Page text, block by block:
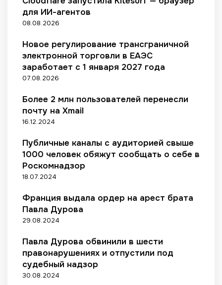
ц
и
ж
н
ы
ф
а
к
о
р
о
м
р
и
з
п
к
е
с
т
о
м
д
а
д
и
ц
е
н
о
н
д
D
o
c
k
в
Р
б
е
н
ы
х
а
т
о
б
е
н
д
о
м
и
с
с
к
и
х
а
а
л
о
в
—
п
о
н
ы
й
р
у
м
ы
е
к
л
и
н
р
н
ы
е
н
и
г
о
а
ю
для ИИ-агентов
08.08.2026
Новое регулирование трансграничной
электронной торговли в ЕАЭС
заработает с 1 января 2027 года
07.08.2026
Более 2 млн пользователей перенесли
почту на Xmail
16.12.2024
Публичные каналы с аудиторией свыше
1000 человек обяжут сообщать о себе в
Роскомнадзор
18.07.2024
Франция выдала ордер на арест брата
Павла Дурова
29.08.2024
Павла Дурова обвинили в шести
правонарушениях и отпустили под
судебный надзор
30.08.2024